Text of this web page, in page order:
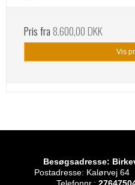
Pris fra8.600,00 DKK
Vis
Besøgsadresse:
Postadresse: Kalørvej 64